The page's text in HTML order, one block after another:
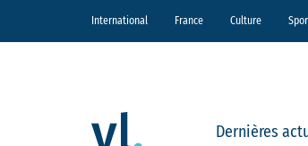
International France Culture
Dernières